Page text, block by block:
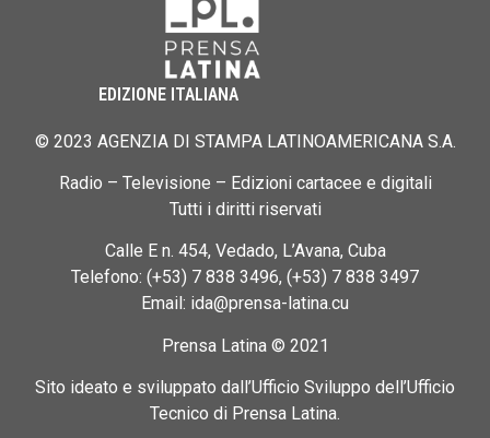
EDIZIONE ITALIANA
© 2023 AGENZIA DI STAMPA LATINOAMERICANA S.A.
Radio – Televisione – Edizioni cartacee e digitali
Tutti i diritti riservati
Calle E n. 454, Vedado, L’Avana, Cuba
Telefono: (+53) 7 838 3496, (+53) 7 838 3497
Email: ida@prensa-latina.cu
Prensa Latina © 2021
Sito ideato e sviluppato dall’Ufficio Sviluppo dell’Ufficio
Tecnico di Prensa Latina.